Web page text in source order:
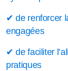
✔ de renforcer
engagées
✔ de faciliter
pratiques